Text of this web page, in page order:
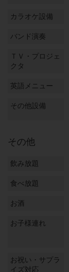
カラオケ設備
バンド演奏
ＴＶ・プロジェ
クタ
英語メニュー
その他設備
その他
飲み放題
食べ放題
お酒
お子様連れ
お祝い・サプラ
イズ対応